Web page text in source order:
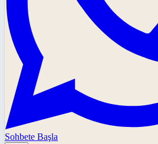
Sohbete Başla